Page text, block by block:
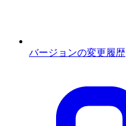
バージョンの変更履歴